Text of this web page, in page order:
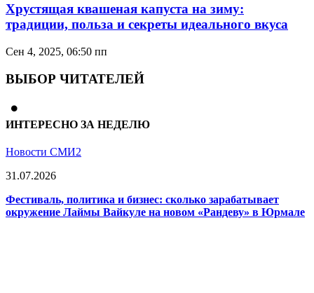
Хрустящая квашеная капуста на зиму:
традиции, польза и секреты идеального вкуса
Сен 4, 2025, 06:50 пп
ВЫБОР ЧИТАТЕЛЕЙ
ИНТЕРЕСНО ЗА НЕДЕЛЮ
Новости СМИ2
31.07.2026
Фестиваль, политика и бизнес: сколько зарабатывает
окружение Лаймы Вайкуле на новом «Рандеву» в Юрмале